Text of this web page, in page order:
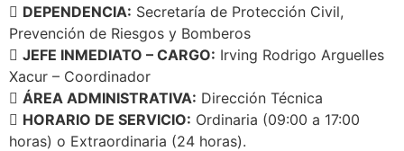
DEPENDENCIA: Secretaría de Protección Civil,
Prevención de Riesgos y Bomberos
JEFE INMEDIATO – CARGO: Irving Rodrigo Arguelles
Xacur – Coordinador
ÁREA ADMINISTRATIVA: Dirección Técnica
HORARIO DE SERVICIO: Ordinaria (09:00 a 17:00
horas) o Extraordinaria (24 horas).